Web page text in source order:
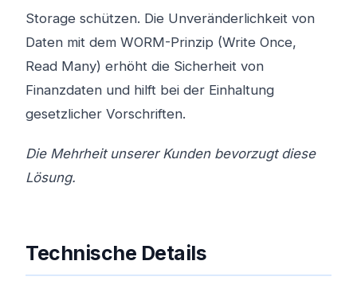
Storage schützen. Die Unveränderlichkeit von
Daten mit dem WORM-Prinzip (Write Once,
Read Many) erhöht die Sicherheit von
Finanzdaten und hilft bei der Einhaltung
gesetzlicher Vorschriften.
Die Mehrheit unserer Kunden bevorzugt diese
Lösung.
Technische Details